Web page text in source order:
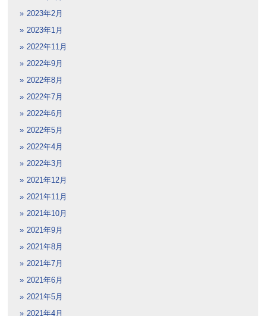
2023年2月
2023年1月
2022年11月
2022年9月
2022年8月
2022年7月
2022年6月
2022年5月
2022年4月
2022年3月
2021年12月
2021年11月
2021年10月
2021年9月
2021年8月
2021年7月
2021年6月
2021年5月
2021年4月